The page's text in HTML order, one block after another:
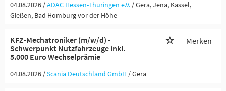
04.08.2026 /ADAC Hessen-Thüringen e.V. / Gera, Jena, Kassel,
Gießen, Bad Homburg vor der Höhe
KFZ-Mechatroniker (m/w/d) -
Schwerpunkt Nutzfahrzeuge inkl.
5.000 Euro Wechselprämie
Merken
04.08.2026 /Scania Deutschland GmbH / Gera